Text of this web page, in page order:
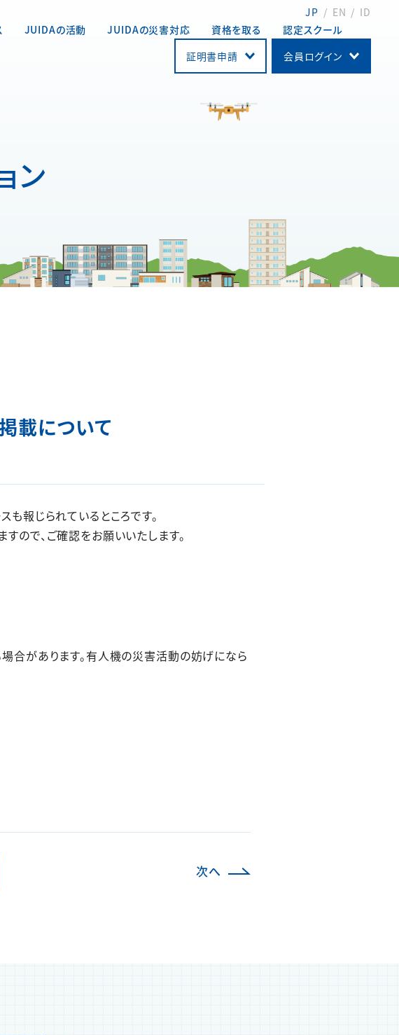
JP EN
ID
JUIDAの活動 JUIDAの災害対応 資格を取る
認定スクール
証明書申請
会員ログイン
ン
載について
報じられているところです。
ので、ご確認をお願いいたします。
合があります。有人機の災害活動の妨げになら
次へ